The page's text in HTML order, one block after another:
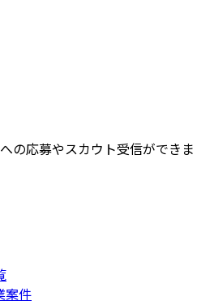
の応募やスカウト受信ができま
案件